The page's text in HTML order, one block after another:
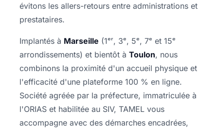
évitons les allers-retours entre administrations et
prestataires.
Implantés à Marseille (1ᵉʳ, 3ᵉ, 5ᵉ, 7ᵉ et 15ᵉ
arrondissements) et bientôt à Toulon, nous
combinons la proximité d'un accueil physique et
l'efficacité d'une plateforme 100 % en ligne.
Société agréée par la préfecture, immatriculée à
l'ORIAS et habilitée au SIV, TAMEL vous
accompagne avec des démarches encadrées,